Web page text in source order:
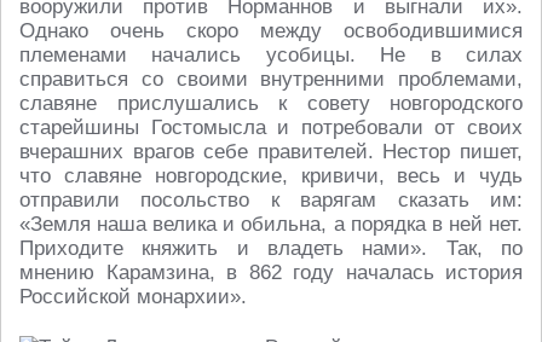
вооружили против Норманнов и выгнали их».
Однако очень скоро между освободившимися
племенами начались усобицы. Не в силах
справиться со своими внутренними проблемами,
славяне прислушались к совету новгородского
старейшины Гостомысла и потребовали от своих
вчерашних врагов себе правителей. Нестор пишет,
что славяне новгородские, кривичи, весь и чудь
отправили посольство к варягам сказать им:
«Земля наша велика и обильна, а порядка в ней нет.
Приходите княжить и владеть нами». Так, по
мнению Карамзина, в 862 году началась история
Российской монархии».